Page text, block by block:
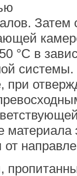
Затем
°С в
системы.
при